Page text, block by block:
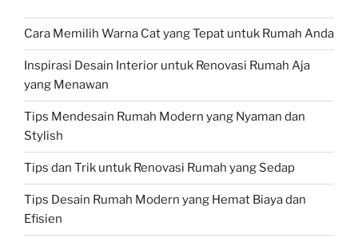
Cara Memilih Warna Cat yang Tepat untuk Rumah Anda
Inspirasi Desain Interior untuk Renovasi Rumah Aja
yang Menawan
Tips Mendesain Rumah Modern yang Nyaman dan
Stylish
Tips dan Trik untuk Renovasi Rumah yang Sedap
Tips Desain Rumah Modern yang Hemat Biaya dan
Efisien